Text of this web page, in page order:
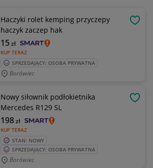
Haczyki rolet kemping przyczepy
haczyk zaczep hak
KUP TERAZ
15zł
SPRZEDAJĄCY: OSOBA PRYWATNA
Borówiec
Nowy siłownik podłokietnika
Mercedes R129 SL
KUP TERAZ
198zł
STAN: NOWY
SPRZEDAJĄCY: OSOBA PRYWATNA
Borówiec